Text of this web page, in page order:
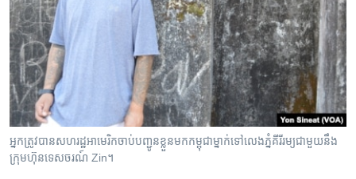
អ្នក​ត្រូវ​បាន​សហរដ្ឋអាមេរិក​ចាប់​បញ្ជូន​ខ្លួន​មក​កម្ពុជា​ម្នាក់​ទៅ​លេង​ភ្នំ​គីរីរម្យ​ជាមួយ​នឹង​
ក្រុមហ៊ុន​ទេសចរណ៍ Zin។